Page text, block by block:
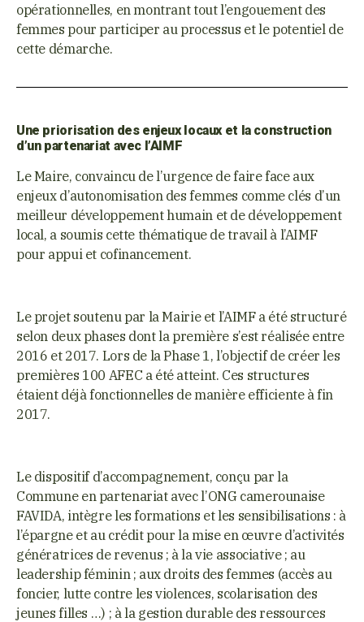
opérationnelles, en montrant tout l’engouement des
femmes pour participer au processus et le potentiel de
cette démarche.
Une priorisation des enjeux locaux et la construction
d’un partenariat avec l’AIMF
Le Maire, convaincu de l’urgence de faire face aux
enjeux d’autonomisation des femmes comme clés d’un
meilleur développement humain et de développement
local, a soumis cette thématique de travail à l’AIMF
pour appui et cofinancement.
Le projet soutenu par la Mairie et l’AIMF a été structuré
selon deux phases dont la première s’est réalisée entre
2016 et 2017. Lors de la Phase 1, l’objectif de créer les
premières 100 AFEC a été atteint. Ces structures
étaient déjà fonctionnelles de manière efficiente à fin
2017.
Le dispositif d’accompagnement, conçu par la
Commune en partenariat avec l’ONG camerounaise
FAVIDA, intègre les formations et les sensibilisations : à
l’épargne et au crédit pour la mise en œuvre d’activités
génératrices de revenus ; à la vie associative ; au
leadership féminin ; aux droits des femmes (accès au
foncier, lutte contre les violences, scolarisation des
jeunes filles …) ; à la gestion durable des ressources